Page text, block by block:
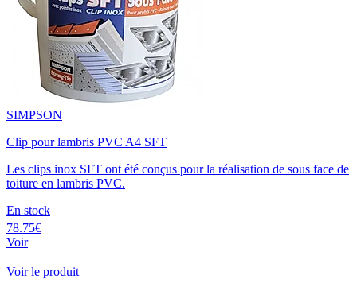
SIMPSON
Clip pour lambris PVC A4 SFT
Les clips inox SFT ont été conçus pour la réalisation de sous face de
toiture en lambris PVC.
En stock
78.75€
Voir
Voir le produit